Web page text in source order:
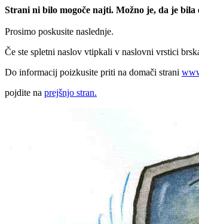
Strani ni bilo mogoče najti. Možno je, da je
Prosimo poskusite naslednje.
Če ste spletni naslov vtipkali v naslovni vrstici
Do informacij poizkusite priti na domači strani
pojdite na prejšnjo stran.